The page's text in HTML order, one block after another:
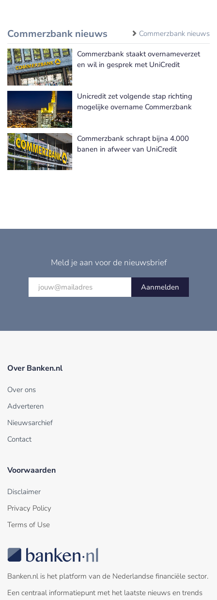
Commerzbank nieuws Commerzbank nieuws
Commerzbank staakt overnameverzet
en wil in gesprek met UniCredit
Unicredit zet volgende stap richting
mogelijke overname Commerzbank
Commerzbank schrapt bijna 4.000
banen in afweer van UniCredit
Meld je aan voor de nieuwsbrief
Aanmelden
Over Banken.nl
Over ons
Adverteren
Nieuwsarchief
Contact
Voorwaarden
Disclaimer
Privacy Policy
Terms of Use
Banken.nl is het platform van de Nederlandse financiële sector.
Een centraal informatiepunt met het laatste nieuws en trends